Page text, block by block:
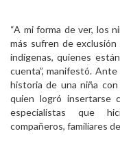
“A mi forma de ver, los
más sufren de
indígenas, quienes
cuenta”, manifestó.
historia de una niña con
quien logró insertarse
especialistas que
compañeros, familiares